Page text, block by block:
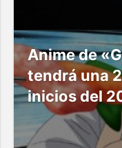
Anime de
tendrá una
inicios del